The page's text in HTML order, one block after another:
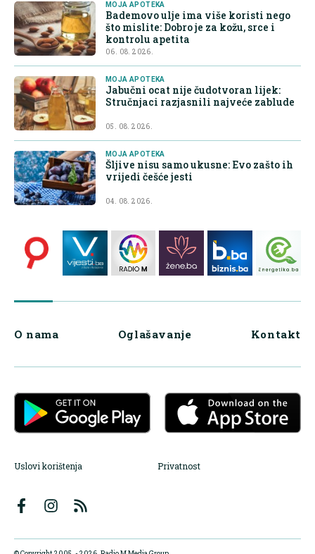
MOJA APOTEKA
Bademovo ulje ima više koristi nego
što mislite: Dobro je za kožu, srce i
kontrolu apetita
06. 08. 2026.
MOJA APOTEKA
Jabučni ocat nije čudotvoran lijek:
Stručnjaci razjasnili najveće zablude
05. 08. 2026.
MOJA APOTEKA
Šljive nisu samo ukusne: Evo zašto ih
vrijedi češće jesti
04. 08. 2026.
O nama Oglašavanje Kontakt
Uslovi korištenja Privatnost